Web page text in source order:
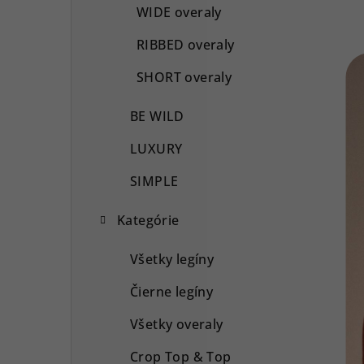
WIDE overaly
RIBBED overaly
SHORT overaly
BE WILD
LUXURY
SIMPLE
Kategórie
Všetky legíny
Čierne legíny
Všetky overaly
Crop Top & Top